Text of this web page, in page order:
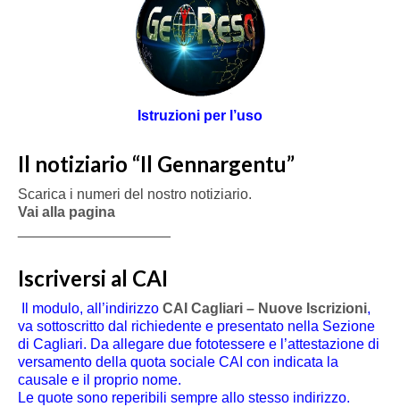
Istruzioni per l’uso
Il notiziario “Il Gennargentu”
Scarica i numeri del nostro notiziario.
Vai alla pagina
Iscriversi al CAI
Il modulo, all’indirizzo CAI Cagliari – Nuove Iscrizioni,
va sottoscritto dal richiedente e presentato nella Sezione
di Cagliari. Da allegare due fototessere e l’attestazione di
versamento della quota sociale CAI con indicata la
causale e il proprio nome.
Le quote sono reperibili sempre allo stesso indirizzo.